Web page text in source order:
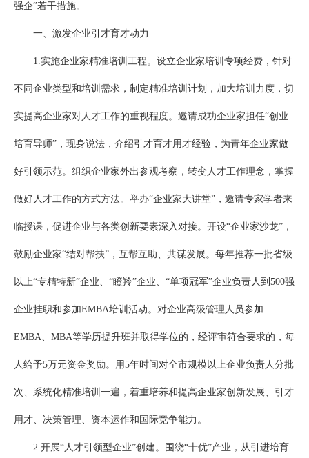
强企”若干措施。
一、激发企业引才育才动力
1.实施企业家精准培训工程。设立企业家培训专项经费，针对
不同企业类型和培训需求，制定精准培训计划，加大培训力度，切
实提高企业家对人才工作的重视程度。邀请成功企业家担任“创业
培育导师”，现身说法，介绍引才育才用才经验，为青年企业家做
好引领示范。组织企业家外出参观考察，转变人才工作理念，掌握
做好人才工作的方式方法。举办“企业家大讲堂”，邀请专家学者来
临授课，促进企业与各类创新要素深入对接。开设“企业家沙龙”，
鼓励企业家“结对帮扶”，互帮互助、共谋发展。每年推荐一批省级
以上“专精特新”企业、“瞪羚”企业、“单项冠军”企业负责人到500强
企业挂职和参加EMBA培训活动。对企业高级管理人员参加
EMBA、MBA等学历提升班并取得学位的，经评审符合要求的，每
人给予5万元资金奖励。用5年时间对全市规模以上企业负责人分批
次、系统化精准培训一遍，着重培养和提高企业家创新发展、引才
用才、决策管理、资本运作和国际竞争能力。
2.开展“人才引领型企业”创建。围绕“十优”产业，从引进培育